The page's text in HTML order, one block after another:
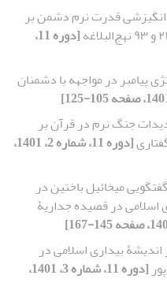
قدرت نرم دشمن بر
[دوره 11،
پیامبر در مواجهه با دشمنان
جنگ نرم در قرآن بر
[دوره 11، شماره 2، 1401،
میخائیل باختین در
اسلامی در قصیده جداریۀ
بیداری اسلامی در
[دوره 11، شماره 3، 1401،